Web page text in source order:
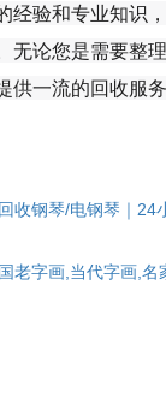
经验和专业知识
无论您是需要整
供一流的回收服务
收钢琴/电钢琴｜24
老字画,当代字画,名